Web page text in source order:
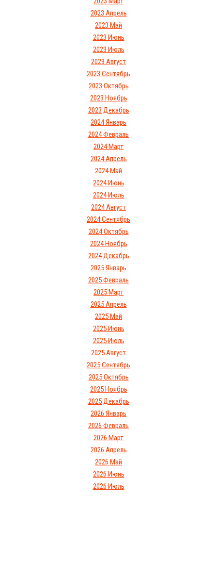
2023 Апрель
2023 Май
2023 Июнь
2023 Июль
2023 Август
2023 Сентябрь
2023 Октябрь
2023 Ноябрь
2023 Декабрь
2024 Январь
2024 Февраль
2024 Март
2024 Апрель
2024 Май
2024 Июнь
2024 Июль
2024 Август
2024 Сентябрь
2024 Октябрь
2024 Ноябрь
2024 Декабрь
2025 Январь
2025 Февраль
2025 Март
2025 Апрель
2025 Май
2025 Июнь
2025 Июль
2025 Август
2025 Сентябрь
2025 Октябрь
2025 Ноябрь
2025 Декабрь
2026 Январь
2026 Февраль
2026 Март
2026 Апрель
2026 Май
2026 Июнь
2026 Июль